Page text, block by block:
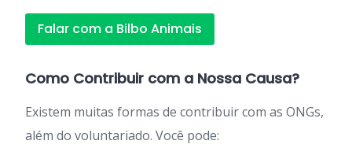
Falar com a Bilbo Animais
Como Contribuir com a Nossa Causa?
Existem muitas formas de contribuir com as ONGs,
além do voluntariado. Você pode: